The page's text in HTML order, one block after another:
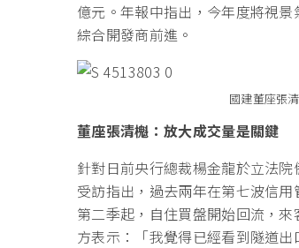
億元。年報中指出，今年度將視
綜合開發商前進。
國建董座張
董座張清櫆：放大成交量是關鍵
針對日前央行總裁楊金龍於立法
受訪指出，過去兩年在第七波信
第二季起，自住買盤開始回流，
方表示：「我覺得已經看到隧道出